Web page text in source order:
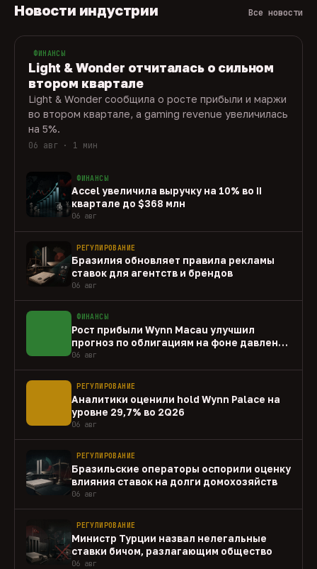
Новости индустрии Все новости
ФИНАНСЫ
Light & Wonder отчиталась о сильном
втором квартале
Light & Wonder сообщила о росте прибыли и маржи
во втором квартале, а gaming revenue увеличилась
на 5%.
06 авг · 1 мин
ФИНАНСЫ
Accel увеличила выручку на 10% во II
квартале до $368 млн
06 авг
РЕГУЛИРОВАНИЕ
Бразилия обновляет правила рекламы
ставок для агентств и брендов
06 авг
ФИНАНСЫ
Рост прибыли Wynn Macau улучшил
прогноз по облигациям на фоне давления
capex
06 авг
РЕГУЛИРОВАНИЕ
Аналитики оценили hold Wynn Palace на
уровне 29,7% во 2Q26
06 авг
РЕГУЛИРОВАНИЕ
Бразильские операторы оспорили оценку
влияния ставок на долги домохозяйств
06 авг
РЕГУЛИРОВАНИЕ
Министр Турции назвал нелегальные
ставки бичом, разлагающим общество
06 авг